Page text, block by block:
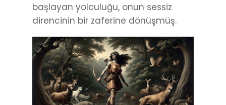
başlayan yolculuğu, onun sessiz
direncinin bir zaferine dönüşmüş.